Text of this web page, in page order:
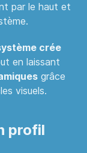
par le haut et
crée
en laissant
grâce
visuels.
profil